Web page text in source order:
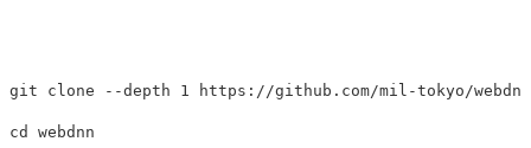
git clone --depth 1 https://github.com/mil-tokyo/webdnn
cd webdnn